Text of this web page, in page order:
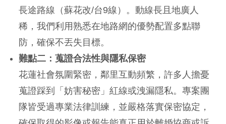
長途路線（蘇花改/台9線）。動線長且地廣人
稀，我們利用熟悉在地路網的優勢配置多點聯
防，確保不丟失目標。
難點二：蒐證合法性與隱私保密
花蓮社會氛圍緊密，鄰里互動頻繁，許多人擔憂
蒐證踩到「妨害秘密」紅線或洩漏隱私。專案團
隊皆受過專業法律訓練，並嚴格落實保密協定，